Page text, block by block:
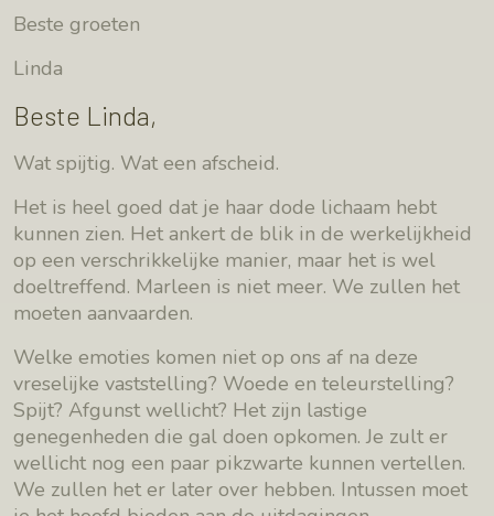
Beste groeten
Linda
Beste Linda,
Wat spijtig. Wat een afscheid.
Het is heel goed dat je haar dode lichaam hebt
kunnen zien. Het ankert de blik in de werkelijkheid
op een verschrikkelijke manier, maar het is wel
doeltreffend. Marleen is niet meer. We zullen het
moeten aanvaarden.
Welke emoties komen niet op ons af na deze
vreselijke vaststelling? Woede en teleurstelling?
Spijt? Afgunst wellicht? Het zijn lastige
genegenheden die gal doen opkomen. Je zult er
wellicht nog een paar pikzwarte kunnen vertellen.
We zullen het er later over hebben. Intussen moet